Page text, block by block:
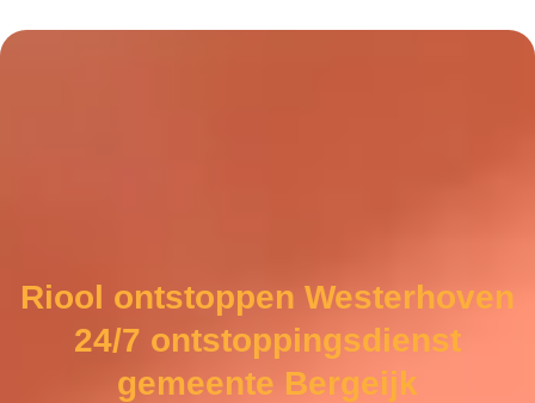
Riool ontstoppen Westerhoven
24/7 ontstoppingsdienst
gemeente Bergeijk